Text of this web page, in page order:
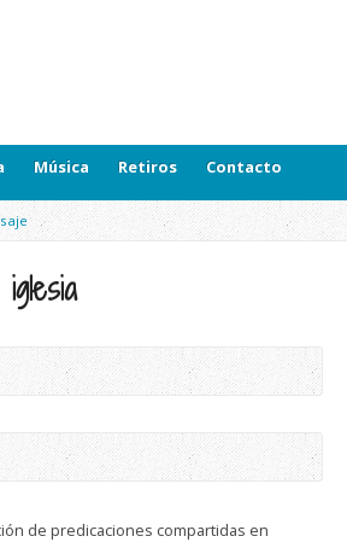
Música Retiros Contacto
de predicaciones compartidas en